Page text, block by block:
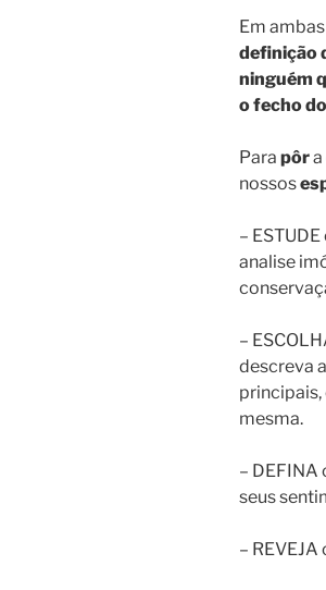
Em
definição
ninguém
o fecho
Para pôra
nossos
–
analise
–
descreva
principais,
mesma.
– DEFINA
seus
–